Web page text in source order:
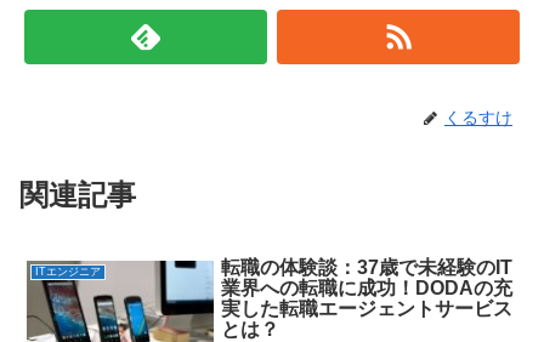
くるすけ
関連記事
ITエンジニア
転職の体験談：37歳で未経験のIT
業界への転職に成功！DODAの充
実した転職エージェントサービス
とは？